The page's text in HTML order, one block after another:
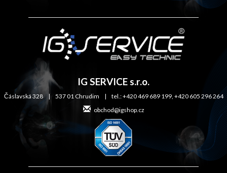
IG SERVICE s.r.o.
Čáslavská 328 | 537 01 Chrudim | tel.: +420 469 689 199, +420 605 296 264
obchod@igshop.cz